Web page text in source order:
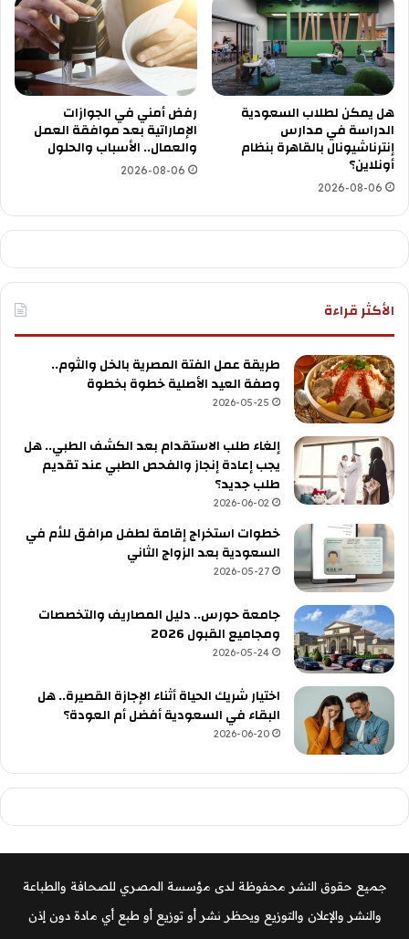
هل يمكن لطلاب السعودية
الدراسة في مدارس
إنترناشيونال بالقاهرة بنظام
أونلاين؟
2026-08-06
رفض أمني في الجوازات
الإماراتية بعد موافقة العمل
والعمال.. الأسباب والحلول
2026-08-06
الأكثر قراءة
طريقة عمل الفتة المصرية بالخل والثوم..
وصفة العيد الأصلية خطوة بخطوة
2026-05-25
إلغاء طلب الاستقدام بعد الكشف الطبي.. هل
يجب إعادة إنجاز والفحص الطبي عند تقديم
طلب جديد؟
2026-06-02
خطوات استخراج إقامة لطفل مرافق للأم في
السعودية بعد الزواج الثاني
2026-05-27
جامعة حورس.. دليل المصاريف والتخصصات
ومجاميع القبول 2026
2026-05-24
اختيار شريك الحياة أثناء الإجازة القصيرة.. هل
البقاء في السعودية أفضل أم العودة؟
2026-06-20
جميع حقوق النشر محفوظة لدى مؤسسة المصري للصحافة والطباعة
والنشر والإعلان والتوزيع ويحظر نشر أو توزيع أو طبع أي مادة دون إذن